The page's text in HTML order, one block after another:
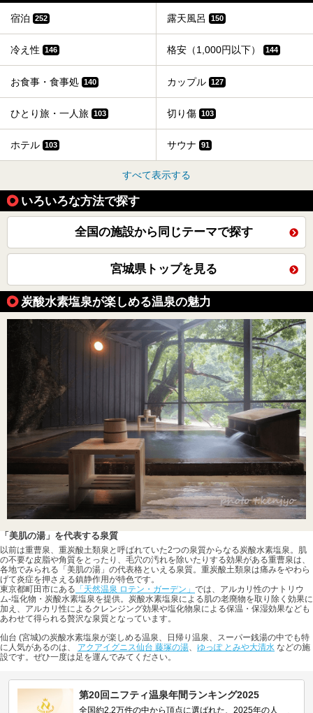
宿泊 252 露天風呂 150
冷え性 146 格安（1,000円以下） 144
お食事・食事処 140 カップル 127
ひとり旅・一人旅 103 切り傷 103
ホテル 103 サウナ 91
すべて表示する
いろいろな方法で探す
全国の施設から同じテーマで探す
宮城県トップを見る
炭酸水素塩泉が楽しめる温泉の魅力
「美肌の湯」を代表する泉質
以前は重曹泉、重炭酸土類泉と呼ばれていた2つの泉質からなる炭酸水素塩泉。肌
の不要な皮脂や角質をとったり、毛穴の汚れを除いたりする効果がある重曹泉は、
各地でみられる「美肌の湯」の代表格といえる泉質。重炭酸土類泉は痛みをやわら
げて炎症を押さえる鎮静作用が特色です。
東京都町田市にある 「天然温泉 ロテン・ガーデン」 では、アルカリ性のナトリウ
ム-塩化物・炭酸水素塩泉を提供。炭酸水素塩泉による肌の老廃物を取り除く効果に
加え、アルカリ性によるクレンジング効果や塩化物泉による保温・保湿効果なども
あわせて得られる贅沢な泉質となっています。
仙台 (宮城)の炭酸水素塩泉が楽しめる温泉、日帰り温泉、スーパー銭湯の中でも特
に人気があるのは、 アクアイグニス仙台 藤塚の湯、 ゆっぽ とみや大清水 などの施
設です。ぜひ一度は足を運んでみてください。
第20回ニフティ温泉年間ランキング2025
全国約2.2万件の中から頂点に選ばれた、2025年の人